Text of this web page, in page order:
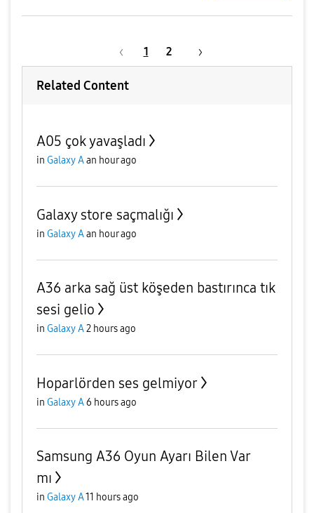
1 2
Related Content
A05 çok yavaşladı
in Galaxy Aan hour ago
Galaxy store saçmalığı
in Galaxy Aan hour ago
A36 arka sağ üst köşeden bastırınca tık
sesi gelio
in Galaxy A2 hours ago
Hoparlörden ses gelmiyor
in Galaxy A6 hours ago
Samsung A36 Oyun Ayarı Bilen Var
mı
in Galaxy A11 hours ago